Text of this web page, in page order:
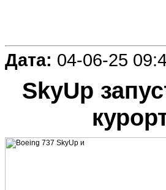
Дата: 04-06-25
SkyUp